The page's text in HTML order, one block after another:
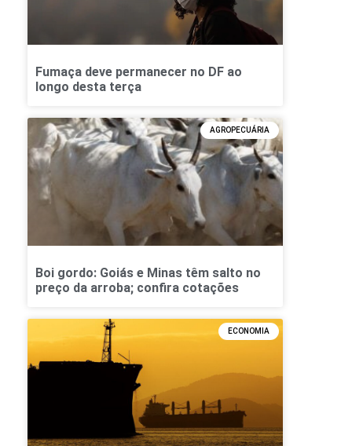
Fumaça deve permanecer no DF ao
longo desta terça
AGROPECUÁRIA
Boi gordo: Goiás e Minas têm salto no
preço da arroba; confira cotações
ECONOMIA